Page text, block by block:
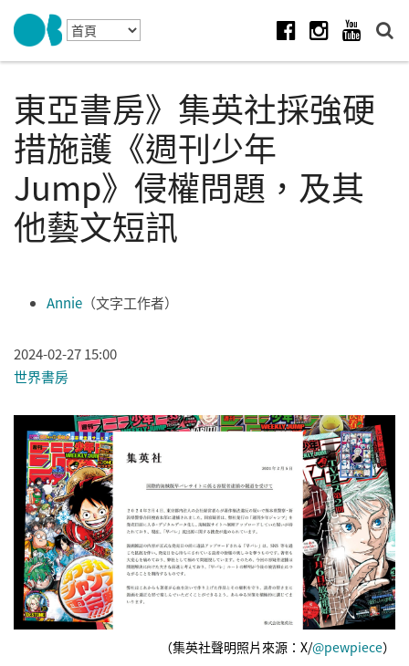
Skip to navigation
移至主內容
東亞書房》集英社採強硬
措施護《週刊少年
Jump》侵權問題，及其
他藝文短訊
Annie （文字工作者）
2024-02-27 15:00
世界書房
（集英社聲明照片來源：X/@pewpiece）